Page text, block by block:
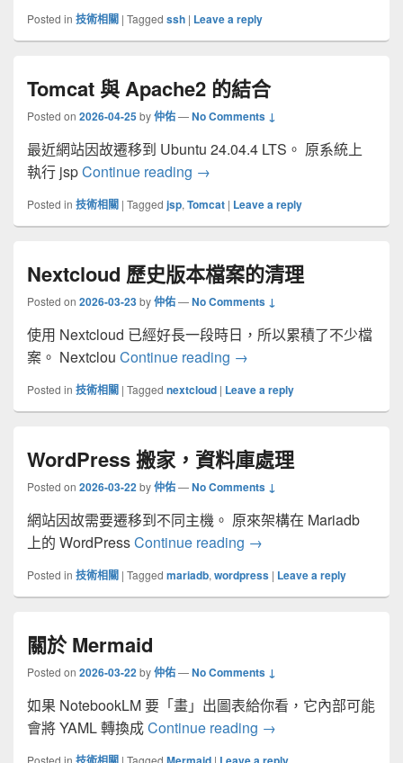
Posted in 技術相關 | Tagged ssh | Leave a reply
Tomcat 與 Apache2 的結合
Posted on 2026-04-25by仲佑—No Comments ↓
最近網站因故遷移到 Ubuntu 24.04.4 LTS。 原系統上
執行 jspContinue reading Tomcat 與 Apache2 的結合
→
Posted in 技術相關 | Tagged jsp, Tomcat | Leave a reply
Nextcloud 歷史版本檔案的清理
Posted on 2026-03-23by仲佑—No Comments ↓
使用 Nextcloud 已經好長一段時日，所以累積了不少檔
案。 Nextclou Continue reading Nextcloud 歷史版本檔案
→
Posted in 技術相關 | Tagged nextcloud | Leave a reply
WordPress 搬家，資料庫處理
Posted on 2026-03-22by仲佑—No Comments ↓
網站因故需要遷移到不同主機。 原來架構在 Mariadb
上的 WordPressContinue reading WordPress 搬家，資料
→
Posted in 技術相關 | Tagged mariadb, wordpress | Leave a reply
關於 Mermaid
Posted on 2026-03-22by仲佑—No Comments ↓
如果 NotebookLM 要「畫」出圖表給你看，它內部可能
會將 YAML 轉換成Continue reading 關於 Mermaid
→
Posted in | Tagged |